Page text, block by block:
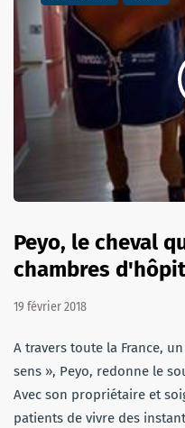
Peyo, le cheval
chambres
19 février 2018
A travers toute la France,
sens », Peyo, redonne le
Avec son propriétaire et
patients de vivre des